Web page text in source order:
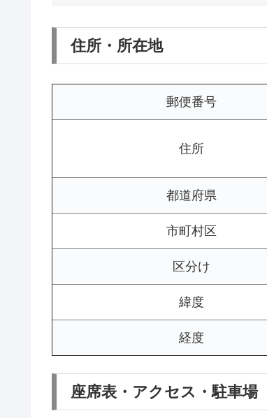
住所・所在地
郵便番号
住所
都道府県
市町村区
区分け
緯度
経度
座席表・アクセス・駐車場